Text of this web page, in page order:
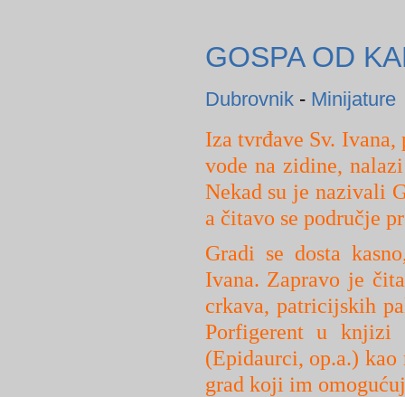
GOSPA OD
Dubrovnik - Minijature
Iza tvrđave Sv.
vode na zidine,
Nekad su je nazivali
a čitavo se područje
Gradi se dosta
Ivana. Zapravo je
crkava, patricijskih
Porfigerent u knjizi
(Epidaurci, op.a.)
grad koji im